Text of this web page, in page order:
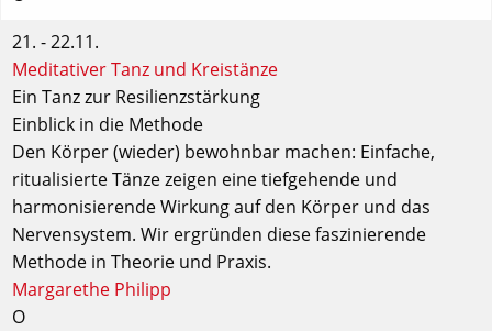
21. - 22.11.
Meditativer Tanz und Kreistänze
Ein Tanz zur Resilienzstärkung
Einblick in die Methode
Den Körper (wieder) bewohnbar machen: Einfache,
ritualisierte Tänze zeigen eine tiefgehende und
harmonisierende Wirkung auf den Körper und das
Nervensystem. Wir ergründen diese faszinierende
Methode in Theorie und Praxis.
Margarethe Philipp
O